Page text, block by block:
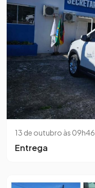
13 de outubro às 09h46
Entrega